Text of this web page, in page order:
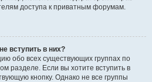
доступа к приватным форумам.
вступить в них?
обо всех существующих группах по
разделе. Если вы хотите вступить в
кнопку. Однако не все группы